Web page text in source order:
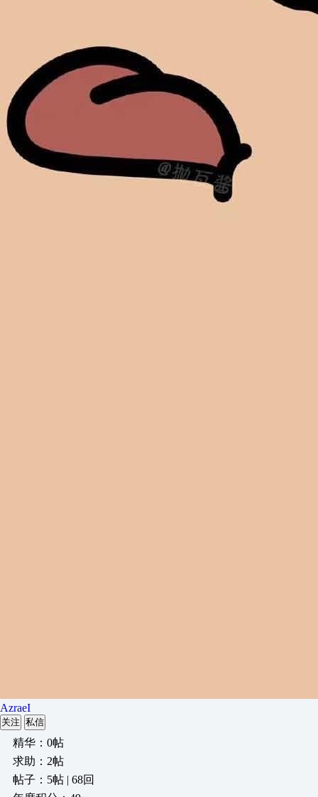
AzraeI
关注 私信
精华：0帖
求助：2帖
帖子：5帖 | 68回